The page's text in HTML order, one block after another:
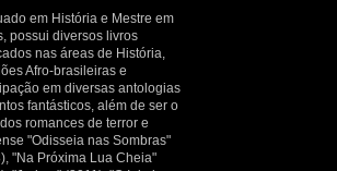
em História e Mestre em
possui diversos livros
nas áreas de História,
Afro-brasileiras e
em diversas antologias
fantásticos, além de ser o
romances de terror e
"Odisseia nas Sombras"
"Na Próxima Lua Cheia"